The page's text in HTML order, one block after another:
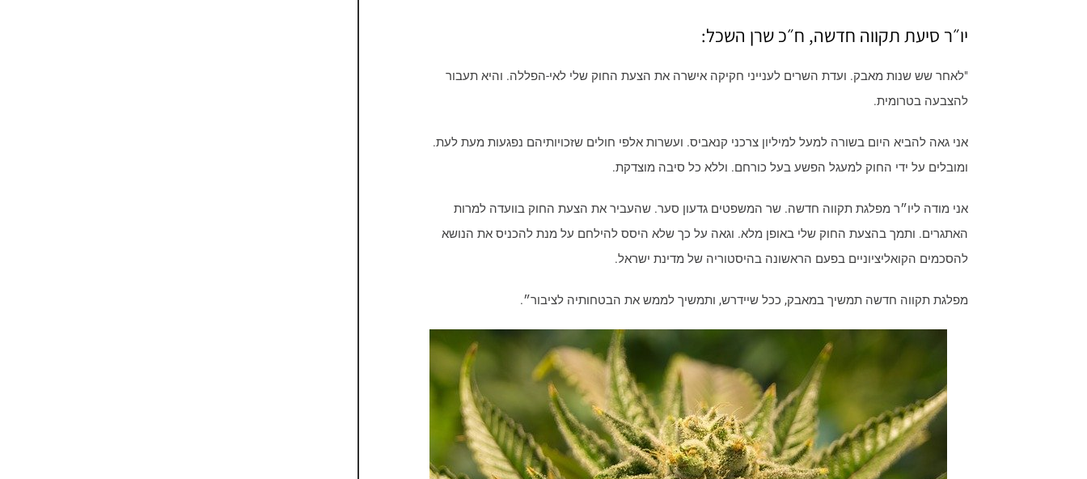
יו״ר סיעת תקווה חדשה, ח״כ שרן השכל:
"לאחר שש שנות מאבק. ועדת השרים לענייני חקיקה אישרה את הצעת החוק שלי לאי-הפללה. והיא תעבור
להצבעה בטרומית.
אני גאה להביא היום בשורה למעל למיליון צרכני קנאביס. ועשרות אלפי חולים שזכויותיהם נפגעות מעת לעת.
ומובלים על ידי החוק למעגל הפשע בעל כורחם. וללא כל סיבה מוצדקת.
אני מודה ליו״ר מפלגת תקווה חדשה. שר המשפטים גדעון סער. שהעביר את הצעת החוק בוועדה למרות
האתגרים. ותמך בהצעת החוק שלי באופן מלא. וגאה על כך שלא היסס להילחם על מנת להכניס את הנושא
להסכמים הקואליציוניים בפעם הראשונה בהיסטוריה של מדינת ישראל.
מפלגת תקווה חדשה תמשיך במאבק, ככל שיידרש, ותמשיך לממש את הבטחותיה לציבור״.